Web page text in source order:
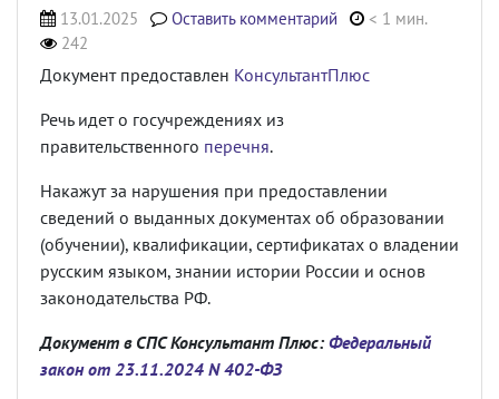
13.01.2025 Оставить комментарий
< 1 мин.
242
Документ предоставлен КонсультантПлюс
Речь идет о госучреждениях из
правительственного перечня.
Накажут за нарушения при предоставлении
сведений о выданных документах об образовании
(обучении), квалификации, сертификатах о владении
русским языком, знании истории России и основ
законодательства РФ.
Документ в СПС Консультант Плюс: Федеральный
закон от 23.11.2024 N 402-ФЗ